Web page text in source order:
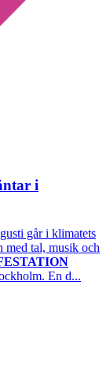
i
går i klimatets
med tal, musik och
En d...